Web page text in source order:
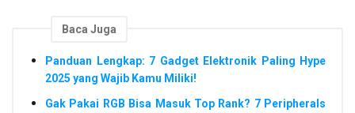
Baca Juga
Panduan Lengkap: 7 Gadget Elektronik Paling Hype
2025 yang Wajib Kamu Miliki!
Gak Pakai RGB Bisa Masuk Top Rank? 7 Peripherals